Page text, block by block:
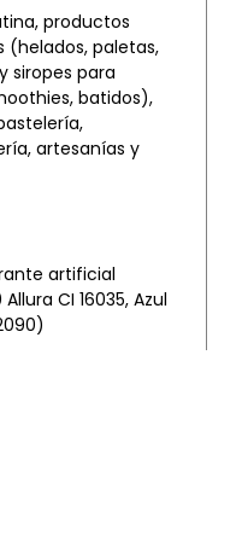
productos
(helados, paletas,
siropes para
batidos),
artesanías y
artificial
CI 16035, Azul